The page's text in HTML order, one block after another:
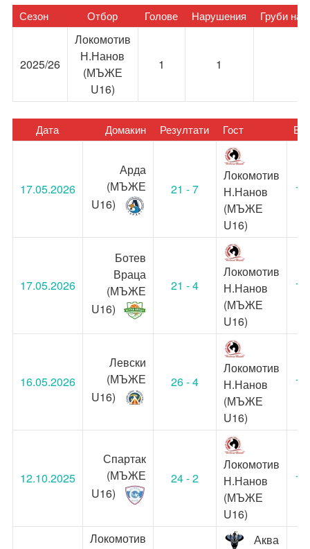
Сезон Отбор Голове Нарушения Груби
2025/26
Локомотив
Н.Нанов
(МЪЖЕ
U16)
1 1
Дата Домакин Резултати Гост
17.05.2026
Арда
(МЪЖЕ
U16)
21 - 7
Локомотив
Н.Нанов
(МЪЖЕ
U16)
17.05.2026
Ботев
Враца
(МЪЖЕ
U16)
21 - 4
Локомотив
Н.Нанов
(МЪЖЕ
U16)
16.05.2026
Левски
(МЪЖЕ
U16)
26 - 4
Локомотив
Н.Нанов
(МЪЖЕ
U16)
12.10.2025
Спартак
(МЪЖЕ
U16)
24 - 2
Локомотив
Н.Нанов
(МЪЖЕ
U16)
Локомотив
Аква